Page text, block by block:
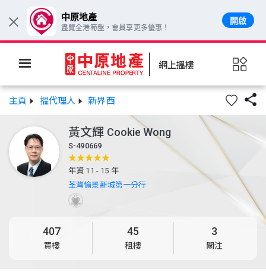
網上搵樓
主頁 搵代理人 新界西 
黃文輝 Cookie Wong
S-490669
年資 11 - 15 年
荃灣愉景新城第一分行
407
買樓
45
租樓
3
關注
× 中原地產
盡覽全港筍盤，會員享更多優惠！
開啟